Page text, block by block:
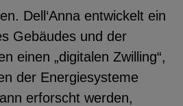
Dell‘Anna entwickelt ein
Gebäudes und der
einen „digitalen Zwilling“,
der Energiesysteme
erforscht werden,